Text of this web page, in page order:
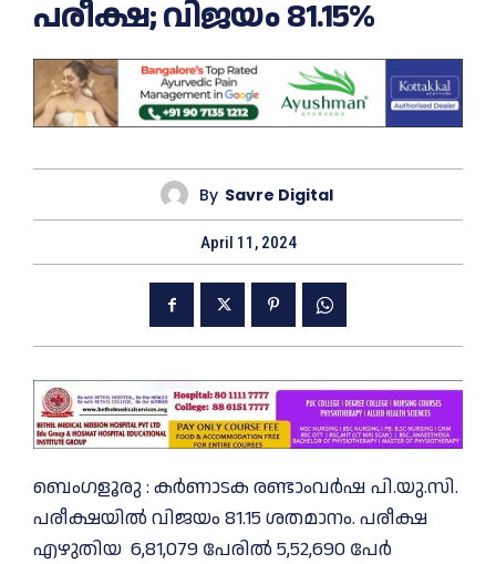
പരീക്ഷ; വിജയം 81.15%
By Savre Digital
April 11, 2024
ബെംഗളൂരു : കർണാടക രണ്ടാംവർഷ പി.യു.സി.
പരീക്ഷയില്‍ വിജയം 81.15 ശതമാനം. പരീക്ഷ
എഴുതിയ 6,81,079 പേരില്‍ 5,52,690 പേർ